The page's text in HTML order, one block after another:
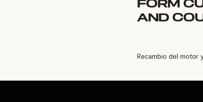
FORM
AND
Recambio del motor